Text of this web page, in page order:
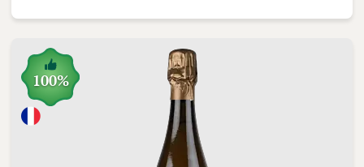
100%